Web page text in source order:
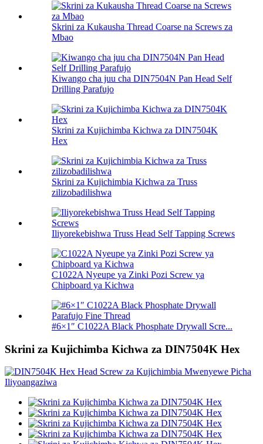
Skrini za Kukausha Thread Coarse na Screws za
Mbao
Kiwango cha juu cha DIN7504N Pan Head Self
Drilling Parafujo
Skrini za Kujichimba Kichwa za DIN7504K
Hex
Skrini za Kujichimbia Kichwa za Truss
zilizobadilishwa
Iliyorekebishwa Truss Head Self Tapping Screws
C1022A Nyeupe ya Zinki Pozi Screw ya
Chipboard ya Kichwa
#6×1″ C1022A Black Phosphate Drywall Scre...
Skrini za Kujichimba Kichwa za DIN7504K Hex